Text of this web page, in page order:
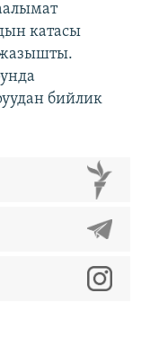
катасы
бийлик